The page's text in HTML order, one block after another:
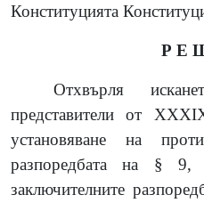
Конституцията
Р Е
Отхвърля
представители от
установяване на
разпоредбата на §
заключителните